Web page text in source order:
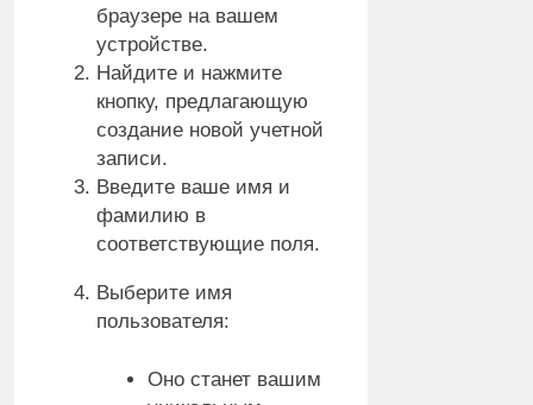
браузере на вашем
устройстве.
Найдите и нажмите
кнопку, предлагающую
создание новой учетной
записи.
Введите ваше имя и
фамилию в
соответствующие поля.
Выберите имя
пользователя:
Оно станет вашим